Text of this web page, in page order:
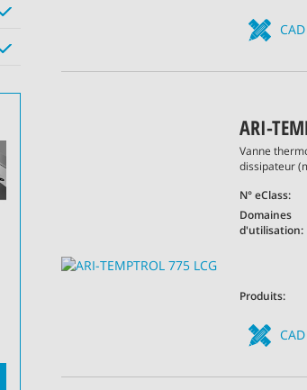
CAD
ARI-
Vanne
dissipateur
N° eClass:
Domaines
d'utilisation:
Produits:
CAD